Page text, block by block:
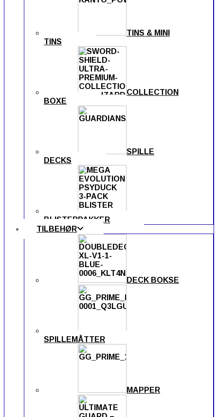
TINS & MINI
TINS
COLLECTION
BOXE
SPILLE
DECKS
BLISTERPAKKER
TILBEHØR
DECK BOKSE
SPILLEMÅTTER
MAPPER